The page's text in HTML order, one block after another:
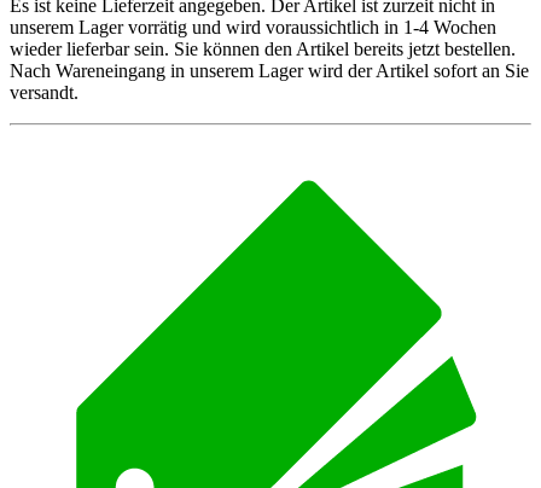
Es ist keine Lieferzeit angegeben. Der Artikel ist zurzeit nicht in
unserem Lager vorrätig und wird voraussichtlich in 1-4 Wochen
wieder lieferbar sein. Sie können den Artikel bereits jetzt bestellen.
Nach Wareneingang in unserem Lager wird der Artikel sofort an Sie
versandt.